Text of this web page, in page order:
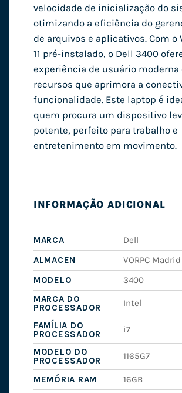
velocidade de inicialização do
otimizando a eficiência do
de arquivos e aplicativos. Com o
11 pré-instalado, o Dell 3400
experiência de usuário moderna
recursos que aprimora a
funcionalidade. Este laptop é
quem procura um dispositivo
potente, perfeito para trabalho e
entretenimento em movimento.
INFORMAÇÃO ADICIONAL
MARCA
Dell
ALMACEN
VORPC Madrid
MODELO
3400
MARCA DO
PROCESSADOR
Intel
FAMÍLIA DO
PROCESSADOR
i7
MODELO DO
PROCESSADOR
1165G7
MEMÓRIA RAM
16GB